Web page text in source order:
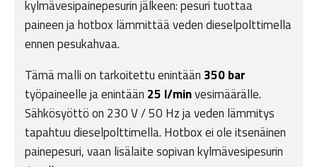
kylmävesipainepesurin jälkeen: pesuri tuottaa
paineen ja hotbox lämmittää veden dieselpolttimella
ennen pesukahvaa.
Tämä malli on tarkoitettu enintään 350 bar
työpaineelle ja enintään 25 l/minvesimäärälle.
Sähkösyöttö on 230 V / 50 Hz ja veden lämmitys
tapahtuu dieselpolttimella. Hotbox ei ole itsenäinen
painepesuri, vaan lisälaite sopivan kylmävesipesurin